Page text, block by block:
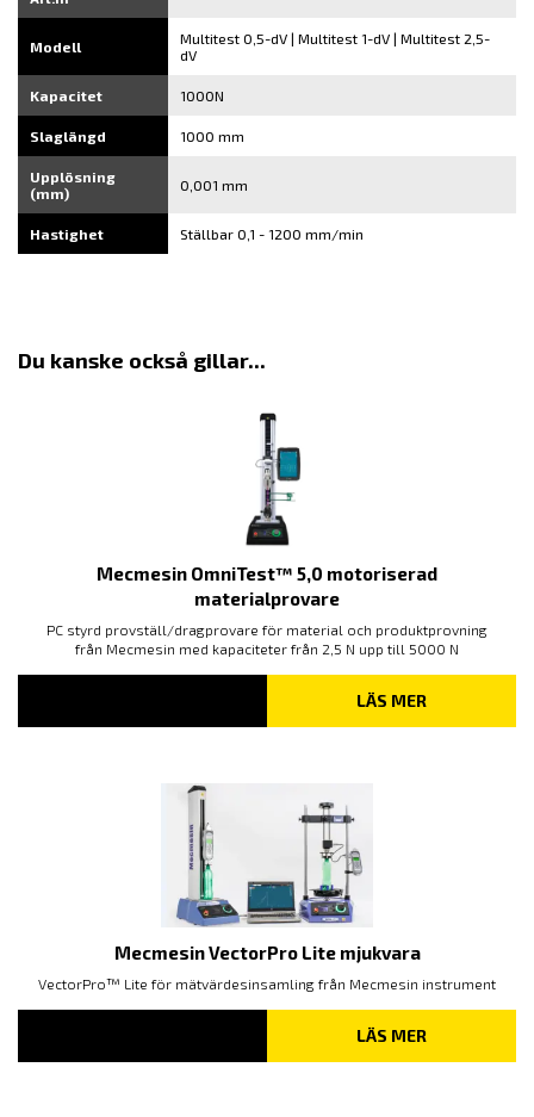
Modell
Multitest 0,5-dV | Multitest 1-dV | Multitest 2,5-
dV
Kapacitet 1000N
Slaglängd 1000 mm
Upplösning
(mm)
0,001 mm
Hastighet Ställbar 0,1 - 1200 mm/min
Du kanske också gillar...
Mecmesin OmniTest™ 5,0 motoriserad
materialprovare
PC styrd provställ/dragprovare för material och produktprovning
från Mecmesin med kapaciteter från 2,5 N upp till 5000 N
LÄS MER
Mecmesin VectorPro Lite mjukvara
VectorPro™ Lite för mätvärdesinsamling från Mecmesin instrument
LÄS MER